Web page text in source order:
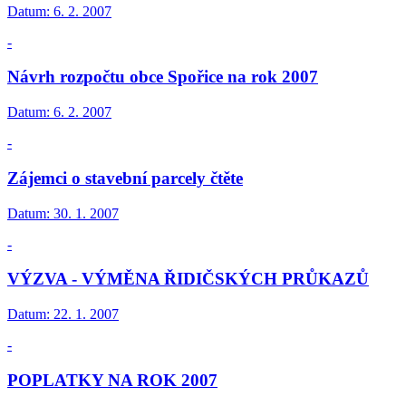
Datum: 6. 2. 2007
-
Návrh rozpočtu obce Spořice na rok 2007
Datum: 6. 2. 2007
-
Zájemci o stavební parcely čtěte
Datum: 30. 1. 2007
-
VÝZVA - VÝMĚNA ŘIDIČSKÝCH PRŮKAZŮ
Datum: 22. 1. 2007
-
POPLATKY NA ROK 2007